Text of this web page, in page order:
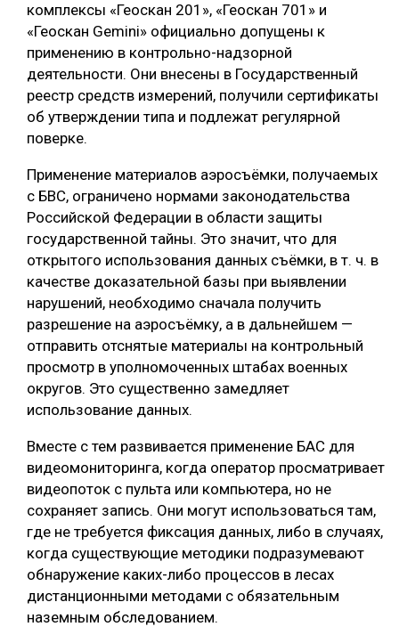
комплексы «Геоскан 201», «Геоскан 701» и
«Геоскан Gemini» официально допущены к
применению в контрольно-надзорной
деятельности. Они внесены в Государственный
реестр средств измерений, получили сертификаты
об утверждении типа и подлежат регулярной
поверке.
Применение материалов аэросъёмки, получаемых
с БВС, ограничено нормами законодательства
Российской Федерации в области защиты
государственной тайны. Это значит, что для
открытого использования данных съёмки, в т. ч. в
качестве доказательной базы при выявлении
нарушений, необходимо сначала получить
разрешение на аэросъёмку, а в дальнейшем —
отправить отснятые материалы на контрольный
просмотр в уполномоченных штабах военных
округов. Это существенно замедляет
использование данных.
Вместе с тем развивается применение БАС для
видеомониторинга, когда оператор просматривает
видеопоток с пульта или компьютера, но не
сохраняет запись. Они могут использоваться там,
где не требуется фиксация данных, либо в случаях,
когда существующие методики подразумевают
обнаружение каких-либо процессов в лесах
дистанционными методами с обязательным
наземным обследованием.